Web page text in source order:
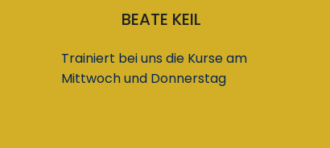
BEATE KEIL
Trainiert bei uns die Kurse am
Mittwoch und Donnerstag